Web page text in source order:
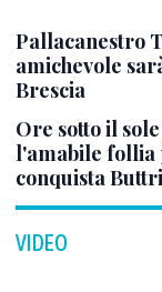
Pallacanestro
amichevole
Brescia
Ore sotto il
l'amabile follia
conquista
VIDEO